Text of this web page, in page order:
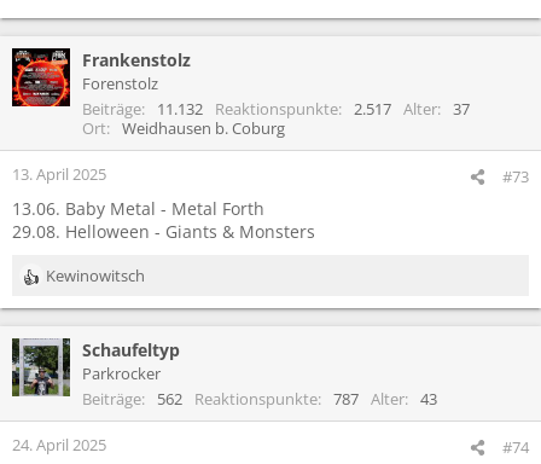
Frankenstolz
Forenstolz
Beiträge
11.132 Reaktionspunkte 2.517 Alter
37
Ort
Weidhausen b. Coburg
13. April 2025 #73
13.06. Baby Metal - Metal Forth
29.08. Helloween - Giants & Monsters
R
e
k
t
i
n
Kewinowitsch
Schaufeltyp
Parkrocker
Beiträge
562 Reaktionspunkte 787 Alter 43
24. April 2025 #74